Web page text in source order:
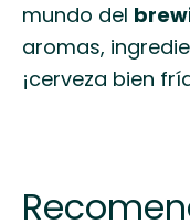
mundo del
aromas,
¡cerveza bien